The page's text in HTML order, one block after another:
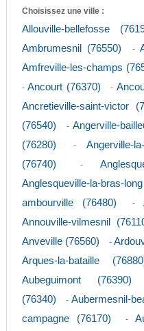
Choisissez une ville :
Allouville-bellefosse
Ambrumesnil (76550) -
Amfreville-les-champs
-Ancourt (76370) -
Ancretieville-saint-victor
(76540)
-Angerville-
(76280)
-Angerville-
(76740)
-
Anglesqueville-la-bras-
ambourville (76480)
-
Annouville-vilmesnil
Anveville (76560) -
Arques-la-bataille
Aubeguimont (76390)
(76340)
- Aubermesnil-
campagne (76170)
-